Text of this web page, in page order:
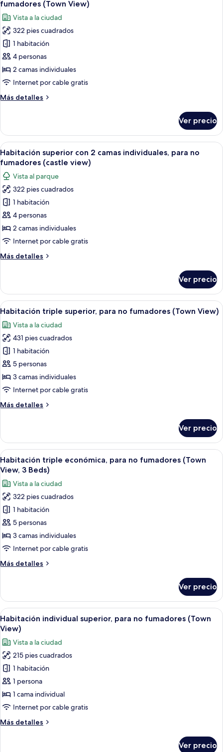
las
fotos
de
Habitación
superior
con
2
individuales,
fumadores
(Town
View)
fumadores (Town View)
Vista a la ciudad
322 pies cuadrados
1 habitación
4 personas
2 camas individuales
Internet por cable gratis
Más detalles
Más
superior
con
2
camas
para
no
fumadores
(Town
View)
Ver precio
Abrir
todas
las
fotos
de
Habitación
superior
con
2
individuales,
fumadores
(castle
view)
Habitación de hotel con dos camas,
6
Habitación superior con 2 camas individuales, para no
fumadores (castle view)
Vista al parque
322 pies cuadrados
1 habitación
4 personas
2 camas individuales
Internet por cable gratis
Más detalles
Más
superior
con
2
individuales,
para
no
fumadores
(castle
view)
Ver precio
Abrir
todas
las
fotos
de
Habitación
triple
superior,
no
View)
Habitación de hotel con dos camas,
5
Habitación triple superior, para no fumadores (Town View)
Vista a la ciudad
431 pies cuadrados
1 habitación
5 personas
3 camas individuales
Internet por cable gratis
Más detalles
Más
triple
superior,
para
no
fumadores
(Town
View)
Ver precio
Abrir
todas
las
fotos
de
Habitación
triple
económica,
para
fumadores
3
Beds)
Una habitación de hotel con tres
3
Habitación triple económica, para no fumadores (Town
View, 3 Beds)
Vista a la ciudad
322 pies cuadrados
1 habitación
5 personas
3 camas individuales
Internet por cable gratis
Más detalles
Más
triple
económica,
para
no
fumadores
(Town
View,
3
Beds)
Ver precio
Abrir
todas
las
fotos
de
Habitación
individual
superior,
para
fumadores
Habitación de hotel con una cama
4
Habitación individual superior, para no fumadores (Town
View)
Vista a la ciudad
215 pies cuadrados
1 habitación
1 persona
1 cama individual
Internet por cable gratis
Más detalles
Más
Ver precio